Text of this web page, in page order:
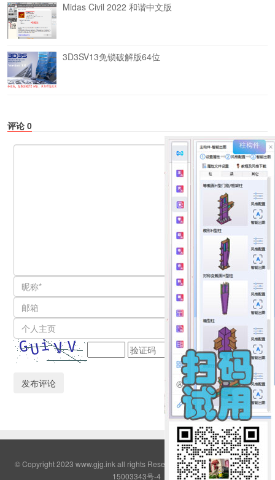
Midas Civil 2022 和谐中文版
3D3SV13免锁破解版64位
评论 0
© Copyright 2023 www.gjg.ink all rights Reserved QQ群:2308380鄂ICP备
15003343号-4